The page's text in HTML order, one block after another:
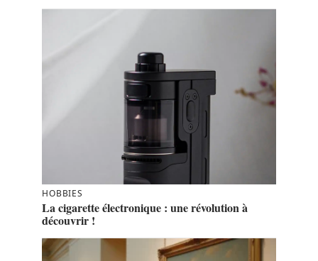
HOBBIES
La cigarette électronique : une révolution à
découvrir !